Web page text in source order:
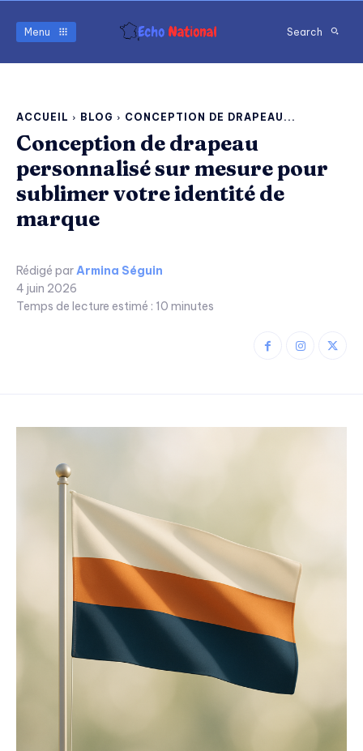
Menu Search
ACCUEIL BLOG CONCEPTION DE DRAPEAU...
Conception de drapeau
personnalisé sur mesure pour
sublimer votre identité de
marque
Rédigé parArmina Séguin
4 juin 2026
Temps de lecture estimé : 10 minutes